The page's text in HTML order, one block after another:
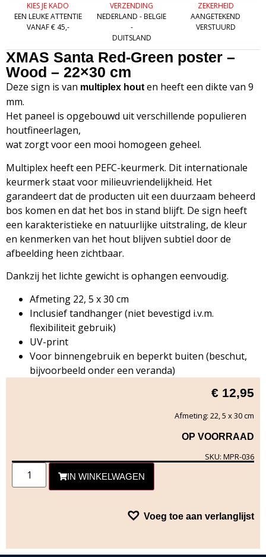
KIES JE KADO
EEN LEUKE ATTENTIE
VANAF € 45,-
VERZENDING
NEDERLAND - BELGIE
-
DUITSLAND
ZEKERHEID
AANGETEKEND
VERSTUURD
XMAS Santa Red-Green poster –
Wood – 22×30 cm
Deze sign is van multiplex houten heeft een dikte van 9
mm.
Het paneel is opgebouwd uit verschillende populieren
houtfineerlagen,
wat zorgt voor een mooi homogeen geheel.
Multiplex heeft een PEFC-keurmerk. Dit internationale
keurmerk staat voor milieuvriendelijkheid. Het
garandeert dat de producten uit een duurzaam beheerd
bos komen en dat het bos in stand blijft. De sign heeft
een karakteristieke en natuurlijke uitstraling, de kleur
en kenmerken van het hout blijven subtiel door de
afbeelding heen zichtbaar.
Dankzij het lichte gewicht is ophangen eenvoudig.
Afmeting 22, 5 x 30 cm
Inclusief tandhanger (niet bevestigd i.v.m.
flexibiliteit gebruik)
UV-print
Voor binnengebruik en beperkt buiten (beschut,
bijvoorbeeld onder een veranda)
€ 12,95
Afmeting: 22, 5 x 30 cm
OP VOORRAAD
SKU: MPR-036
IN WINKELWAGEN
Voeg toe aan verlanglijst